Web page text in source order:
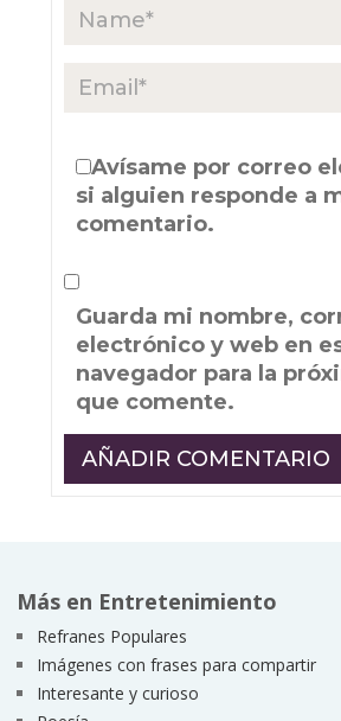
Avísame por correo
si alguien responde a
comentario.
Guarda mi nombre,
electrónico y web en
navegador para la
que comente.
Más en Entretenimiento
Refranes Populares
Imágenes con frases para compartir
Interesante y curioso